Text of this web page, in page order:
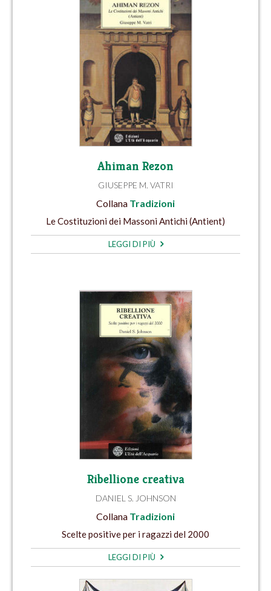
Ahiman Rezon
GIUSEPPE M. VATRI
Collana Tradizioni
Le Costituzioni dei Massoni Antichi (Antient)
LEGGI DI PIÙ
Ribellione creativa
DANIEL S. JOHNSON
Collana Tradizioni
Scelte positive per i ragazzi del 2000
LEGGI DI PIÙ